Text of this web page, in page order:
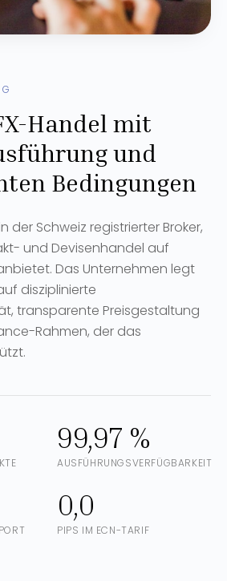
Handel mit
und
Bedingungen
der Schweiz registrierter Broker,
und Devisenhandel auf
Das Unternehmen legt
disziplinierte
transparente Preisgestaltung
Rahmen, der das
99,97 %
AUSFÜHRUNGSVERFÜGBARKEIT
0,0
PIPS IM ECN-TARIF